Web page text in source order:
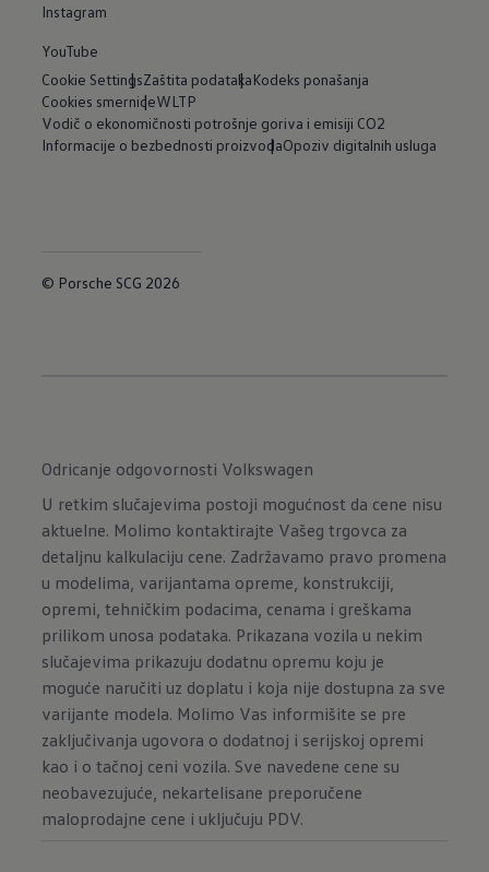
Instagram
YouTube
Cookie SettingsZaštita podatakaKodeks ponašanja
Cookies smerniceWLTP
Vodič o ekonomičnosti potrošnje goriva i emisiji CO2
Informacije o bezbednosti proizvodaOpoziv digitalnih usluga
© Porsche SCG 2026
Odricanje odgovornosti Volkswagen
U retkim slučajevima postoji mogućnost da cene nisu
aktuelne. Molimo kontaktirajte Vašeg trgovca za
detaljnu kalkulaciju cene. Zadržavamo pravo promena
u modelima, varijantama opreme, konstrukciji,
opremi, tehničkim podacima, cenama i greškama
prilikom unosa podataka. Prikazana vozila u nekim
slučajevima prikazuju dodatnu opremu koju je
moguće naručiti uz doplatu i koja nije dostupna za sve
varijante modela. Molimo Vas informišite se pre
zaključivanja ugovora o dodatnoj i serijskoj opremi
kao i o tačnoj ceni vozila. Sve navedene cene su
neobavezujuće, nekartelisane preporučene
maloprodajne cene i uključuju PDV.